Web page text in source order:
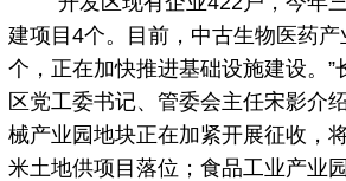
建项目4个。目前，中古生物医药
个，正在加快推进基础设施建设。”
区党工委书记、管委会主任宋影介
械产业园地块正在加紧开展征收，
米土地供项目落位；食品工业产业